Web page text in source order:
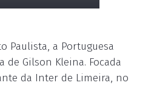
Paulista, a Portuguesa
Gilson Kleina. Focada
da Inter de Limeira, no